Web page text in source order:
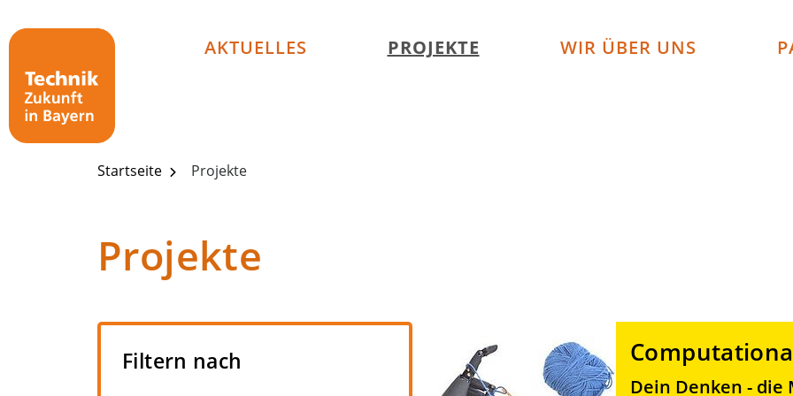
Technik - Zukunft in Bayern
AKTUELLES PROJEKTE WIR ÜBER UNS
Startseite Projekte
Projekte
Filtern nach
23
Ergebnisse
Dein Denken - die